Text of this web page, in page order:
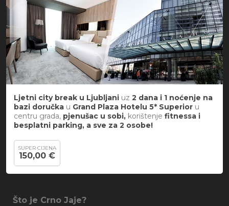
Ljetni city break u Ljubljani uz 2 dana i 1 noćenje na
bazi doručka u Grand Plaza Hotelu 5* Superior u
centru grada, pjenušac u sobi, korištenje fitnessa i
besplatni parking, a sve za 2 osobe!
SUPER CIJENA
150,00 €
Što je Crno Jaje?